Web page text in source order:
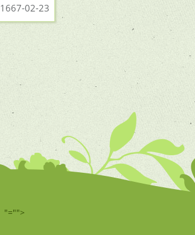
1667-02-23
"="">